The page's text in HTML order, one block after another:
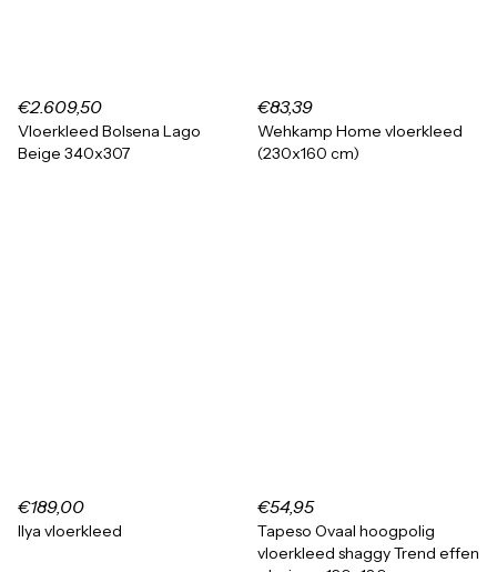
€2.609,50
Vloerkleed Bolsena Lago
Beige 340x307
€83,39
Wehkamp Home vloerkleed
(230x160 cm)
€189,00
Ilya vloerkleed
€54,95
Tapeso Ovaal hoogpolig
vloerkleed shaggy Trend effen